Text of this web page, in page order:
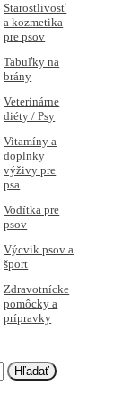
Starostlivosť
a kozmetika
pre psov
Tabuľky na
brány
Veterinárne
diéty / Psy
Vitamíny a
doplnky
výživy pre
psa
Vodítka pre
psov
Výcvik psov a
šport
Zdravotnícke
pomôcky a
prípravky
Hľadať